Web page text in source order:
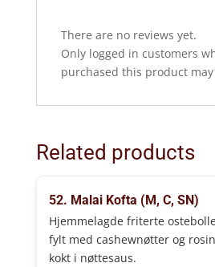
There are no reviews yet.
Only logged in customers
purchased this product
Related products
52. Malai Kofta (M, C, SN)
Hjemmelagde friterte
fylt med cashewnøtter og
kokt i nøttesaus.